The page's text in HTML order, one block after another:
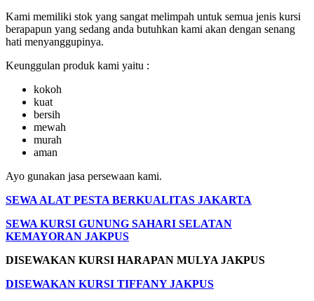
Kami memiliki stok yang sangat melimpah untuk semua jenis kursi
berapapun yang sedang anda butuhkan kami akan dengan senang
hati menyanggupinya.
Keunggulan produk kami yaitu :
kokoh
kuat
bersih
mewah
murah
aman
Ayo gunakan jasa persewaan kami.
SEWA ALAT PESTA BERKUALITAS JAKARTA
SEWA KURSI GUNUNG SAHARI SELATAN
KEMAYORAN JAKPUS
DISEWAKAN KURSI HARAPAN MULYA JAKPUS
DISEWAKAN KURSI TIFFANY JAKPUS